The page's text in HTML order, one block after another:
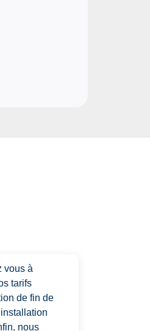
vous à
tarifs
de fin de
nous